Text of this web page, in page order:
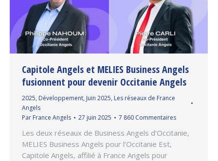
Capitole Angels et MELIES Business Angels
fusionnent pour devenir Occitanie Angels
2025, Développement, Juin 2025, Les réseaux de France
Angels
Par France Angels 27 juin 2025 7 860 Commentaires
Les deux réseaux de Business Angels d’Occitanie,
MELIES Business Angels pour l’Occitanie Est,
Capitole Angels, affilié à France Angels pour